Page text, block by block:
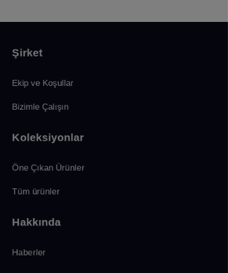
Şirket
Ekip ve Koşullar
Bizimle Çalışın
Koleksiyonlar
Öne Çıkan Ürünler
Tüm ürünler
Hakkında
Haberler